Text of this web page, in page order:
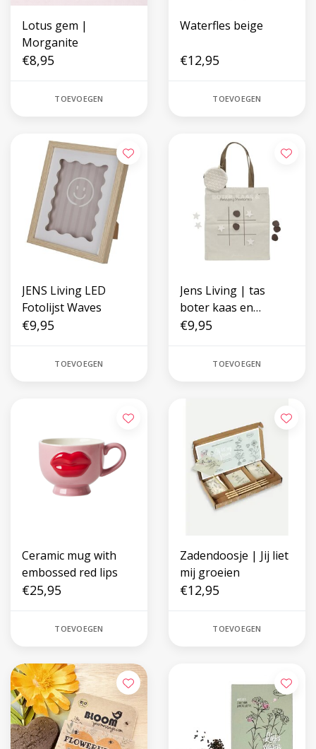
Lotus gem |
Morganite
€8,95
TOEVOEGEN
Waterfles beige
€12,95
TOEVOEGEN
JENS Living LED
Fotolijst Waves
€9,95
TOEVOEGEN
Jens Living | tas
boter kaas en
amazing memories
€9,95
TOEVOEGEN
Ceramic mug with
embossed red lips
€25,95
TOEVOEGEN
Zadendoosje | Jij liet
mij groeien
€12,95
TOEVOEGEN